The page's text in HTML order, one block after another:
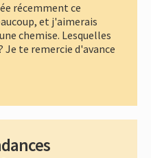
récemment ce
et j'aimerais
chemise. Lesquelles
te remercie d'avance